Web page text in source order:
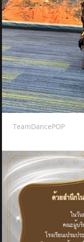
TeamDancePOP